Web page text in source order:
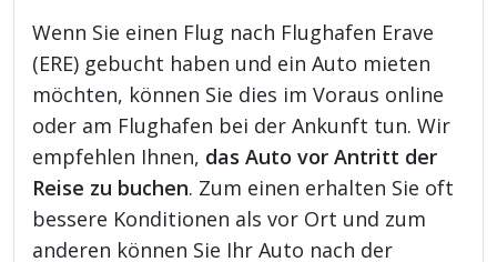
Wenn Sie einen Flug nach Flughafen Erave
(ERE) gebucht haben und ein Auto mieten
möchten, können Sie dies im Voraus online
oder am Flughafen bei der Ankunft tun. Wir
empfehlen Ihnen, das Auto vor Antritt der
Reise zu buchen. Zum einen erhalten Sie oft
bessere Konditionen als vor Ort und zum
anderen können Sie Ihr Auto nach der